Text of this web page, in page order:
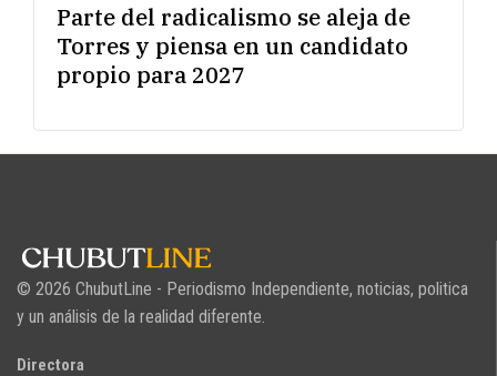
Parte del radicalismo se aleja de
Torres y piensa en un candidato
propio para 2027
© 2026 ChubutLine - Periodismo Independiente, noticias, politica
y un análisis de la realidad diferente.
Directora